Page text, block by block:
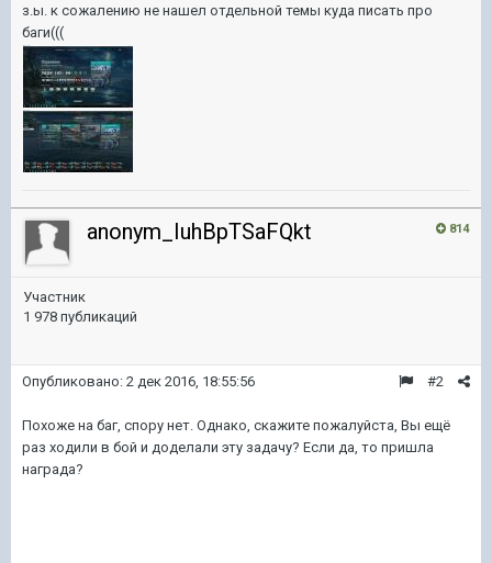
з.ы. к сожалению не нашел отдельной темы куда писать про
баги(((
814
anonym_IuhBpTSaFQkt
Участник
1 978 публикаций
#2
Опубликовано: 2 дек 2016, 18:55:56
Похоже на баг, спору нет. Однако, скажите пожалуйста, Вы ещё
раз ходили в бой и доделали эту задачу? Если да, то пришла
награда?